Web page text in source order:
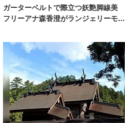
ガーターベルトで際立つ妖艶脚線美
フリーアナ森香澄がランジェリーモデ